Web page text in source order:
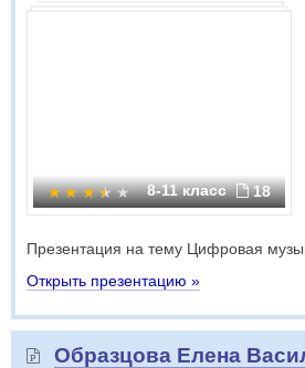
8-11 класс 18
Презентация на тему Цифровая
Открыть презентацию »
Образцова Елена